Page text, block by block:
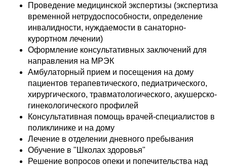
Проведение медицинской экспертизы (экспертиза
временной нетрудоспособности, определение
инвалидности, нуждаемости в санаторно-
курортном лечении)
Оформление консультативных заключений для
направления на МРЭК
Амбулаторный прием и посещения на дому
пациентов терапевтического, педиатрического,
хирургического, травматологического, акушерско-
гинекологического профилей
Консультативная помощь врачей-специалистов в
поликлинике и на дому
Лечение в отделении дневного пребывания
Обучение в "Школах здоровья"
Решение вопросов опеки и попечительства над